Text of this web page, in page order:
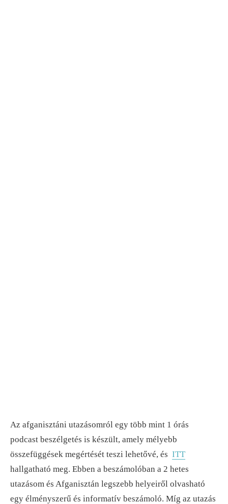
Az afganisztáni utazásomról egy több mint 1 órás
podcast beszélgetés is készült, amely mélyebb
összefüggések megértését teszi lehetővé, és ITT
hallgatható meg. Ebben a beszámolóban a 2 hetes
utazásom és Afganisztán legszebb helyeiről olvasható
egy élményszerű és informatív beszámoló. Míg az utazás